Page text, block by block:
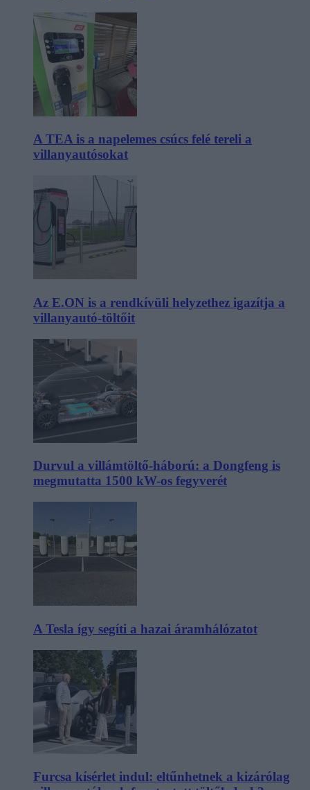
A TEA is a napelemes csúcs felé tereli a
villanyautósokat
Az E.ON is a rendkívüli helyzethez igazítja a
villanyautó-töltőit
Durvul a villámtöltő-háború: a Dongfeng is
megmutatta 1500 kW-os fegyverét
A Tesla így segíti a hazai áramhálózatot
Furcsa kísérlet indul: eltűnhetnek a kizárólag